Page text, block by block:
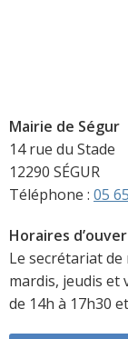
Mairie de Ségur
14 rue du Stade
12290 SÉGUR
Téléphone : 05
Horaires
Le secrétariat
mardis, jeudis et
de 14h à 17h30